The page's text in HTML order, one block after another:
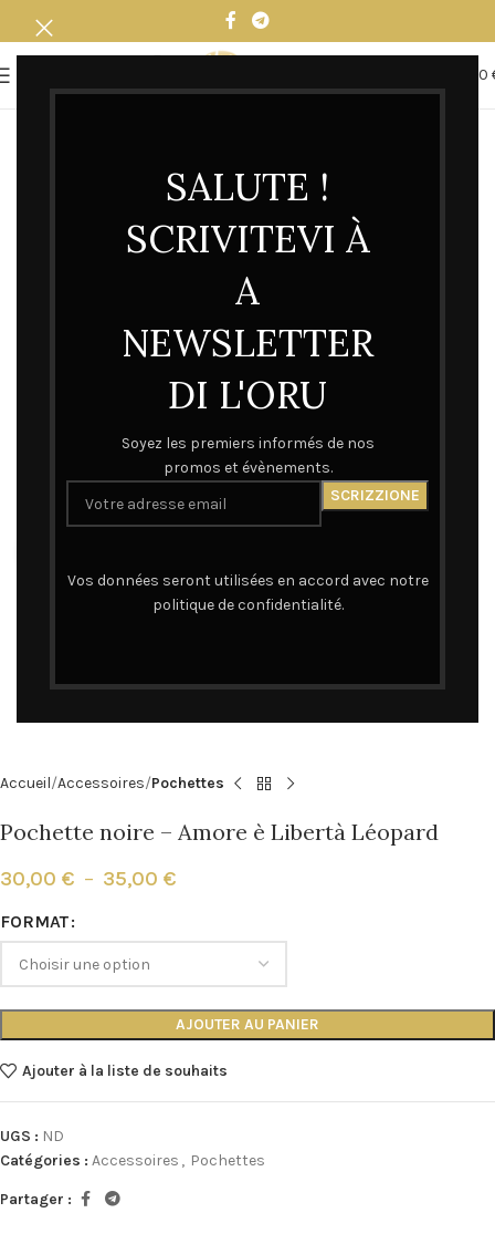
SALUTE !
SCRIVITEVI À
A
NEWSLETTER
DI L'ORU
Soyez les premiers informés de nos
promos et évènements.
Vos données seront utilisées en accord avec notre
politique de confidentialité.
0,00
Accueil Accessoires Pochettes
Pochette noire – Amore è Libertà Léopard
30,00 € – 35,00 €
FORMAT
AJOUTER AU PANIER
Ajouter à la liste de souhaits
UGS : ND
Catégories : Accessoires , Pochettes
Partager :